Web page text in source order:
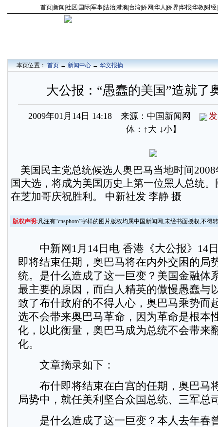
首页新闻 社区 国际军事法治港澳 台湾|侨网 华人 |侨界华报 华教 财经
本页位置：首页→新闻中心→华文报摘
大公报：“愚蠢的美国”造就了
2009年01月14日 14:18 来源：中国新闻网
体： ↑大 ↓小】
美国民主党总统候选人奥巴马当地时间2008
国大选，将成为美国历史上第一位黑人总统
在芝加哥庆祝胜利。 中新社发 李静 摄
版权声明:凡注有“cnsphoto”字样的图片版权均属中国新闻网,未经书面授权,不得
中新网1月14日电 香港《大公报》14
即将结束任期，奥巴马将在内外交困的局
统。是什么造成了这一巨变？美国金融体
最主要的原因，而白人精英的傲慢愚蠢与
致了布什政府的不得人心，奥巴马乘势而
选不会带来奥巴马革命，因为革命是根本
化，以此衡量，奥巴马成为总统不会带来
化。
文章摘录如下：
布什即将结束在白宫的任期，奥巴马
局势中，就任美利坚合众国总统、三军总
是什么造成了这一巨变？本人去年春